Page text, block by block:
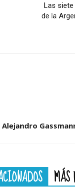
Las
de la
Alejandro
MÁS